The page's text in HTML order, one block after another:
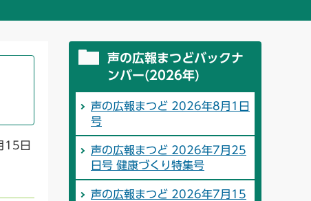
15日
声の広報まつどバックナ
ンバー(2026年)
声の広報まつど 2026年8月1日
号
声の広報まつど 2026年7月25
日号 健康づくり特集号
声の広報まつど 2026年7月15